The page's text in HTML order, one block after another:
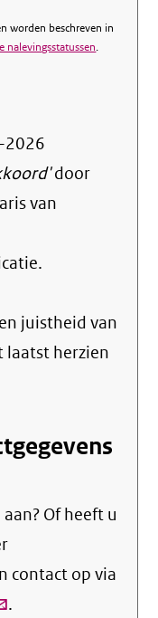
worden beschreven in
nalevingsstatussen.
door
van
.
juistheid van
laatst herzien
Of heeft u
contact op via
.